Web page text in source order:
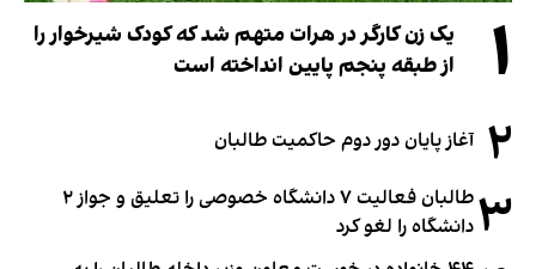
۱
یک زن کارگر در هرات متهم شد که کودک شیرخوار را
از طبقه پنجم پایین انداخته است
۲ آغاز پایان دور دوم حاکمیت طالبان
۳
طالبان فعالیت ۷ دانشگاه خصوصی را تعلیق و جواز ۲
دانشگاه را لغو کرد